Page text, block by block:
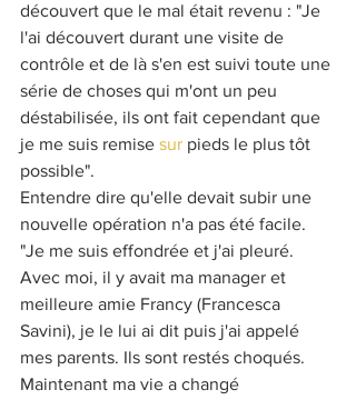
découvert que le mal était revenu : "Je
l'ai découvert durant une visite de
contrôle et de là s'en est suivi toute une
série de choses qui m'ont un peu
déstabilisée, ils ont fait cependant que
je me suis remise sur pieds le plus tôt
possible".
Entendre dire qu'elle devait subir une
nouvelle opération n'a pas été facile.
"Je me suis effondrée et j'ai pleuré.
Avec moi, il y avait ma manager et
meilleure amie Francy (Francesca
Savini), je le lui ai dit puis j'ai appelé
mes parents. Ils sont restés choqués.
Maintenant ma vie a changé